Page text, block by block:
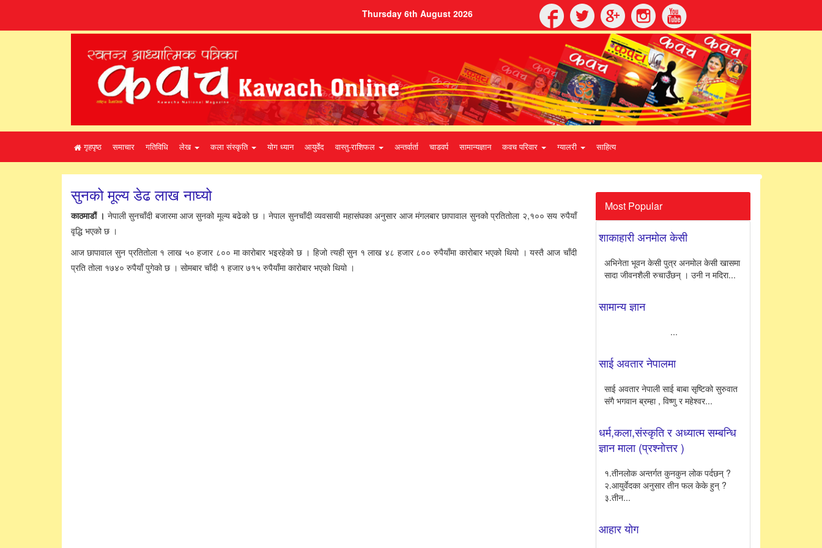
Thursday 6th August 2026
गृहपृष्ठ समाचार गतिविधि लेख कला संस्कृति योग ध्यान आयुर्वेद वास्तु-राशिफल अन्तर्वार्ता चाडवर्प सामान्यज्ञान कवच परिवार ग्यालरी साहित्य
सुनको मूल्य डेढ लाख नाघ्यो
काठमाडौं । नेपाली सुनचाँदी बजारमा आज सुनको मूल्य बढेको छ । नेपाल सुनचाँदी व्यवसायी महासंघका अनुसार आज मंगलबार छापावाल सुनको प्रतितोला २,१०० सय रुपैयाँ
वृद्धि भएको छ ।
आज छापावाल सुन प्रतितोला १ लाख ५० हजार ८०० मा कारोबार भइरहेको छ । हिजो त्यही सुन १ लाख ४८ हजार ८०० रुपैयाँमा कारोबार भएको थियो । यस्तै आज चाँदी
प्रति तोला १७४० रुपैयाँ पुगेको छ । सोमबार चाँदी १ हजार ७१५ रुपैयाँमा कारोबार भएको थियो ।
Most Popular
शाकाहारी अनमोल केसी
अभिनेता भूवन केसी पुत्र अनमोल केसी खासमा
सादा जीवनशैली रुचाउँछन् । उनी न मदिरा...
सामान्य ज्ञान
...
साई अवतार नेपालमा
साई अवतार नेपाली साई बाबा सृष्टिको सुरुवात
संगै भगवान ब्रम्हा , विष्णु र महेश्वर...
धर्म,कला,संस्कृति र अध्यात्म सम्बन्धि
ज्ञान माला (प्रश्नोत्तर )
१.तीनलोक अन्तर्गत कुनकुन लोक पर्दछन् ?
२.आयुर्वेदका अनुसार तीन फल केके हुन् ?
३.तीन...
आहार योग